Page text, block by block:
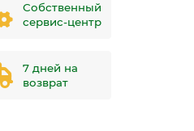
Собственный
сервис-центр
7 дней на
возврат